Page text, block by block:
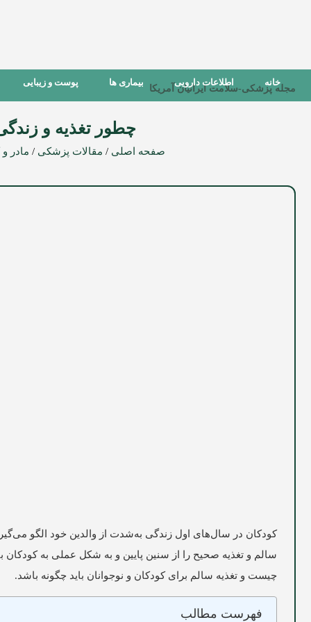
مجله پزشکی-سلامت ایرانیان آمریکا
خانه اطلاعات دارویی بیماری ها پوست و زیبایی
چطور تغذیه و
صفحه اصلی / مقالات پزشکی / مادر
کودکان در سال‌های اول زندگی به‌شدت از والدین خود الگو
سالم و تغذیه صحیح را از سنین پایین و به شکل عملی به کودکان
چیست و تغذیه سالم برای کودکان و نوجوانان باید چگونه باشد.
فهرست مطالب